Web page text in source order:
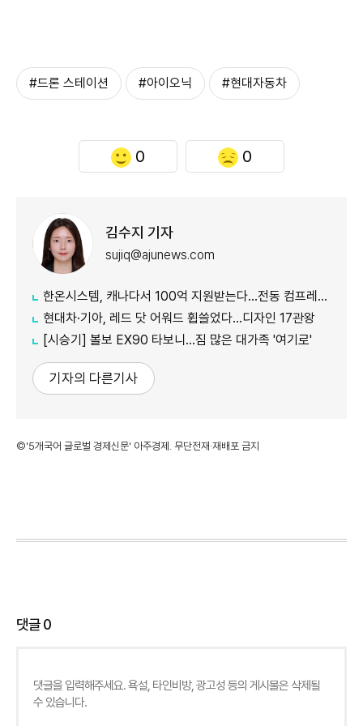
#드론 스테이션 #아이오닉 #현대자동차
0 0
김수지 기자
sujiq@ajunews.com
한온시스템, 캐나다서 100억 지원받는다…전동 컴프레서 생산↑
현대차·기아, 레드 닷 어워드 휩쓸었다…디자인 17관왕
[시승기] 볼보 EX90 타보니…짐 많은 대가족 '여기로'
기자의 다른기사
©'5개국어 글로벌 경제신문' 아주경제. 무단전재·재배포 금지
댓글0